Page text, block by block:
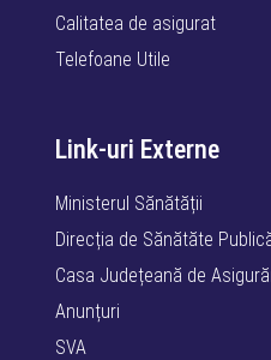
Calitatea de asigurat
Telefoane Utile
Link-uri Externe
Ministerul Sănătății
Direcția de Sănătăte
Casa Județeană de
Anunțuri
SVA